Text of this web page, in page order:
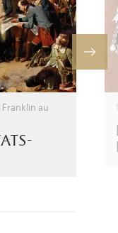
Franklin au